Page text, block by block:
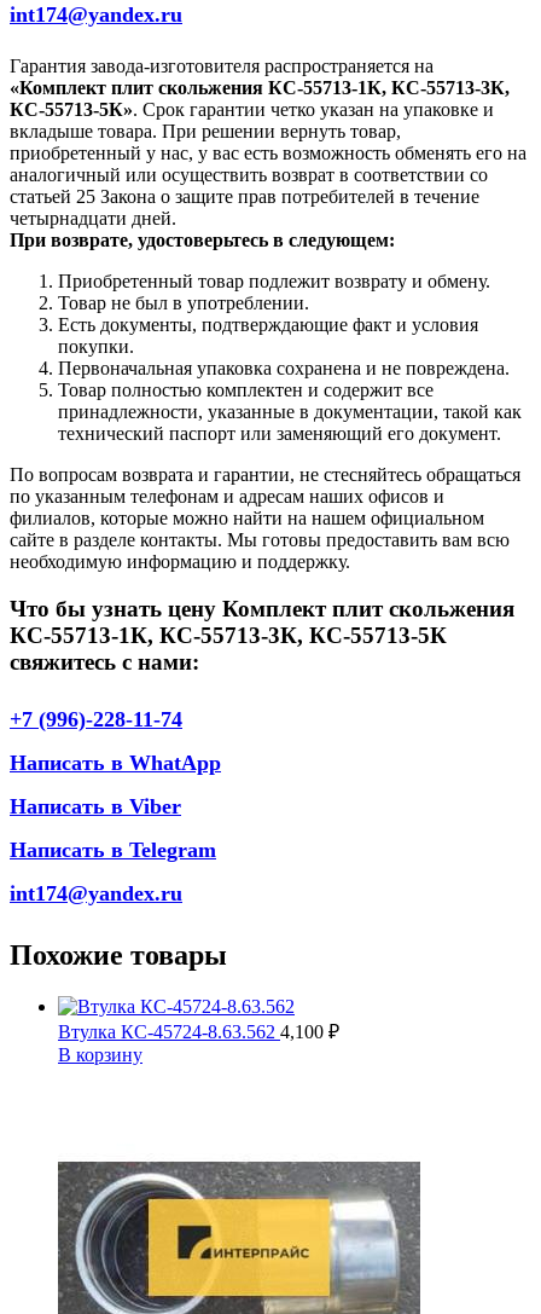
int174@yandex.ru
Гарантия завода-изготовителя распространяется на
«Комплект плит скольжения КС-55713-1К, КС-55713-3К,
КС-55713-5К». Срок гарантии четко указан на упаковке и
вкладыше товара. При решении вернуть товар,
приобретенный у нас, у вас есть возможность обменять его на
аналогичный или осуществить возврат в соответствии со
статьей 25 Закона о защите прав потребителей в течение
четырнадцати дней.
При возврате, удостоверьтесь в следующем:
Приобретенный товар подлежит возврату и обмену.
Товар не был в употреблении.
Есть документы, подтверждающие факт и условия
покупки.
Первоначальная упаковка сохранена и не повреждена.
Товар полностью комплектен и содержит все
принадлежности, указанные в документации, такой как
технический паспорт или заменяющий его документ.
По вопросам возврата и гарантии, не стесняйтесь обращаться
по указанным телефонам и адресам наших офисов и
филиалов, которые можно найти на нашем официальном
сайте в разделе контакты. Мы готовы предоставить вам всю
необходимую информацию и поддержку.
Что бы узнать цену Комплект плит скольжения
КС-55713-1К, КС-55713-3К, КС-55713-5К
свяжитесь с нами:
+7 (996)-228-11-74
Написать в WhatApp
Написать в Viber
Написать в Telegram
int174@yandex.ru
Похожие товары
Втулка КС-45724-8.63.562 4,100 ₽
В корзину